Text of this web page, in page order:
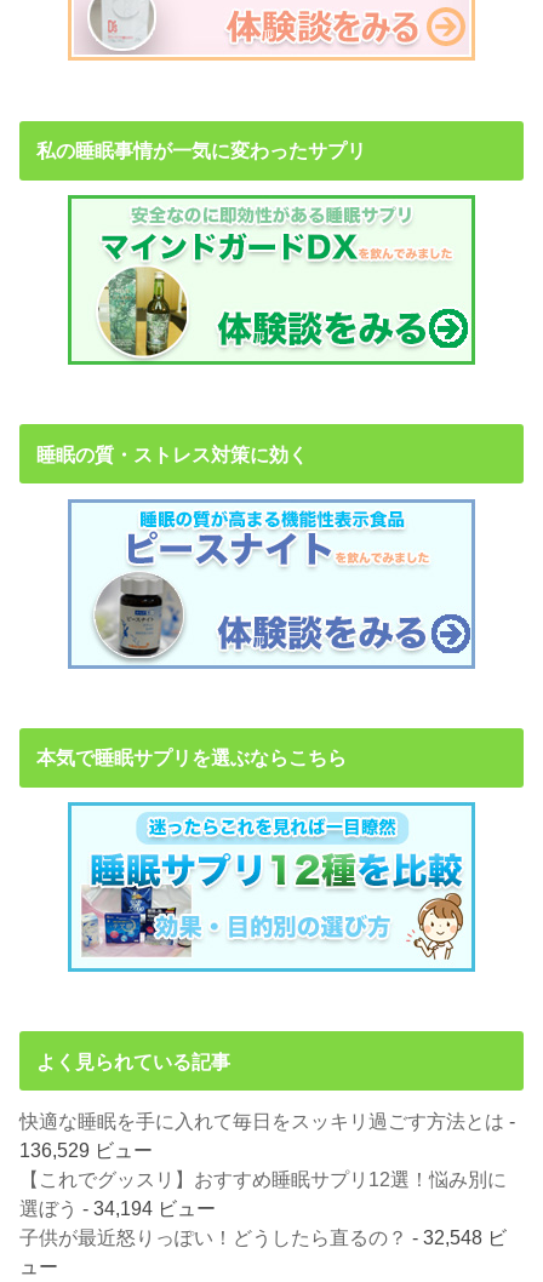
私の睡眠事情が一気に変わったサプリ
睡眠の質・ストレス対策に効く
本気で睡眠サプリを選ぶならこちら
よく見られている記事
快適な睡眠を手に入れて毎日をスッキリ過ごす方法とは -
136,529 ビュー
【これでグッスリ】おすすめ睡眠サプリ12選！悩み別に
選ぼう - 34,194 ビュー
子供が最近怒りっぽい！どうしたら直るの？ - 32,548 ビ
ュー